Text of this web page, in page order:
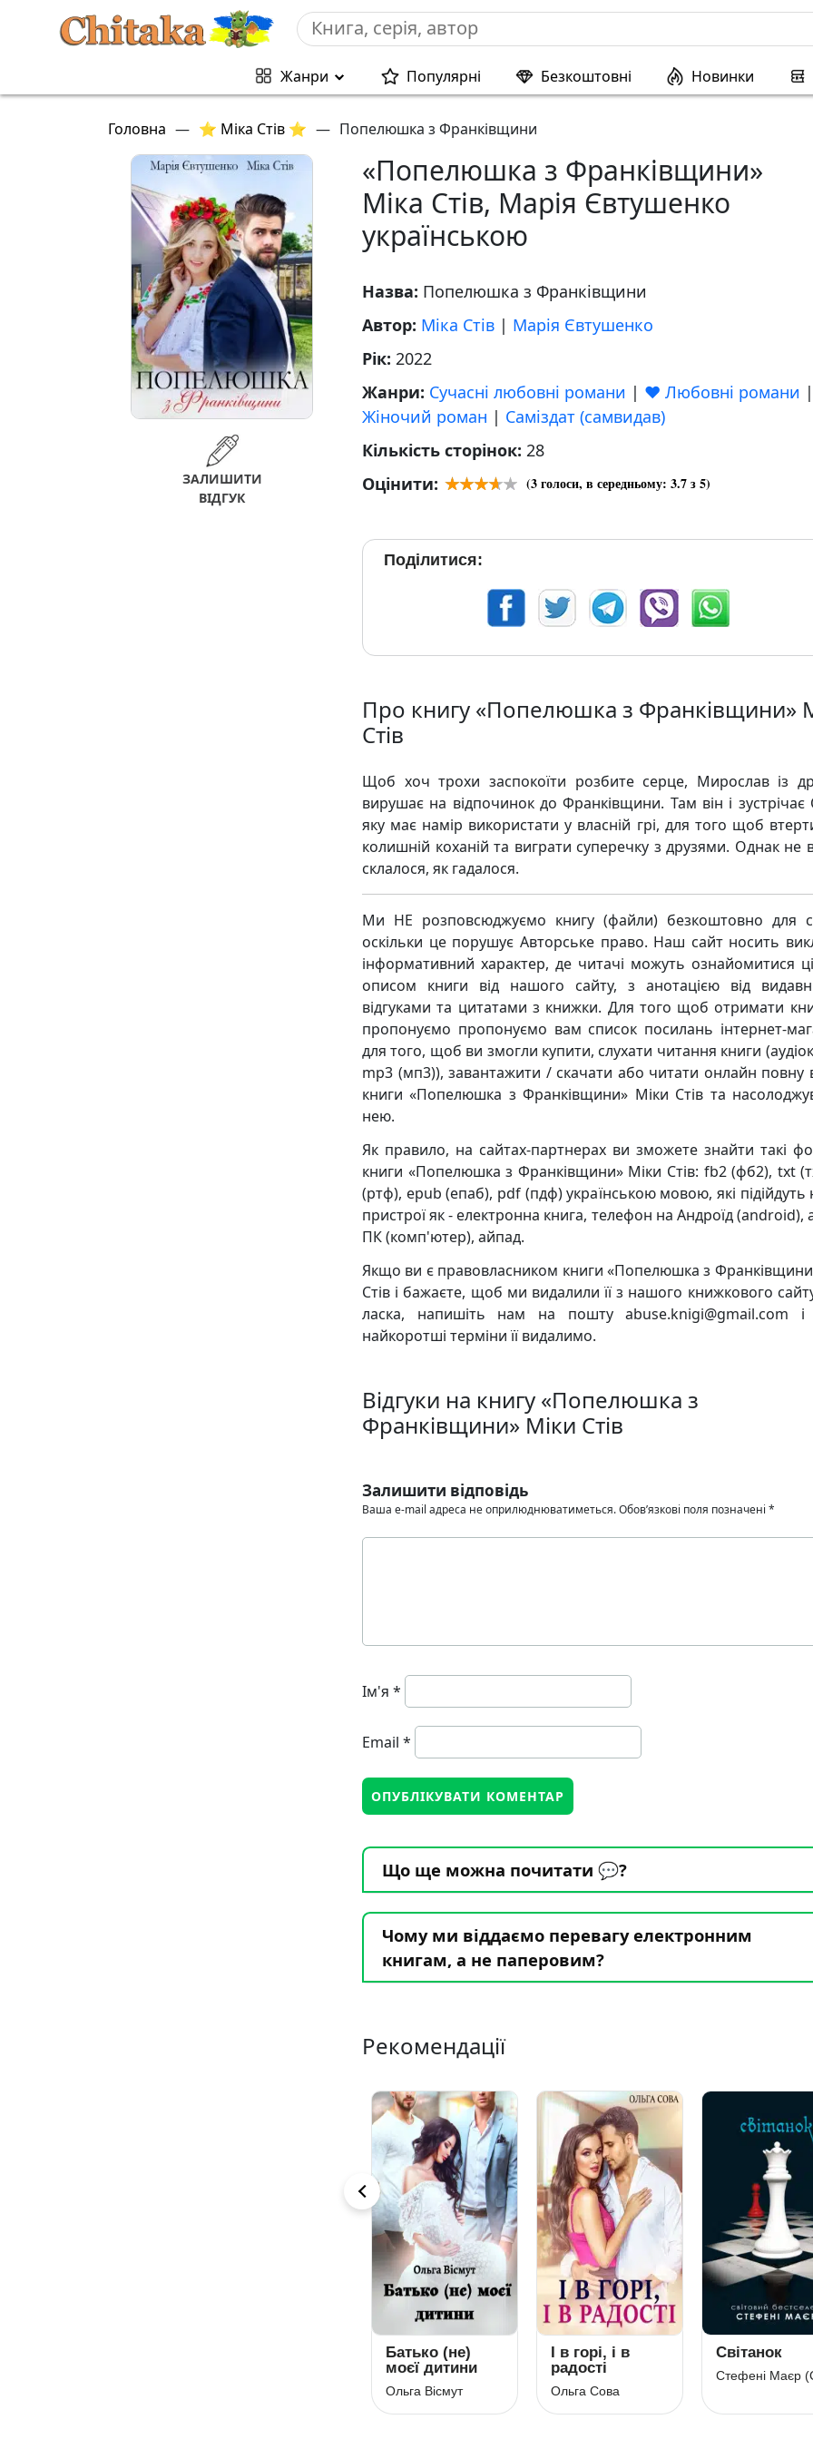
Жанри Популярні Безкоштовні Новинки
Головна — ⭐ Міка Стів ⭐ — Попелюшка з Франківщини
ЗАЛИШИТИ
ВІДГУК
«Попелюшка з Франківщини»
Міка Стів, Марія Євтушенко
українською
Назва: Попелюшка з Франківщини
Автор: Міка Стів | Марія Євтушенко
Рік: 2022
Жанри: Сучасні любовні романи | ❤️ Любовні романи |
Жіночий роман | Саміздат (самвидав)
Кількість сторінок: 28
Оцінити:
(3голоси, в середньому: 3.7з 5)
Поділитися:
Про книгу «Попелюшка з Франківщини»
Стів
Щоб хоч трохи заспокоїти розбите серце, Мирослав із
вирушає на відпочинок до Франківщини. Там він і зустрічає
яку має намір використати у власній грі, для того щоб
колишній коханій та виграти суперечку з друзями. Однак не
склалося, як гадалося.
Ми НЕ розповсюджуємо книгу (файли) безкоштовно для
оскільки це порушує Авторське право. Наш сайт носить
інформативний характер, де читачі можуть ознайомитися
описом книги від нашого сайту, з анотацією від
відгуками та цитатами з книжки. Для того щоб отримати
пропонуємо пропонуємо вам список посилань інтернет-
для того, щоб ви змогли купити, слухати читання книги
mp3 (мп3)), завантажити / скачати або читати онлайн повну
книги «Попелюшка з Франківщини» Міки Стів та
нею.
Як правило, на сайтах-партнерах ви зможете знайти такі
книги «Попелюшка з Франківщини» Міки Стів: fb2 (фб2), txt
(ртф), epub (епаб), pdf (пдф) українською мовою, які підійдуть
пристрої як - електронна книга, телефон на Андроїд (android),
ПК (комп'ютер), айпад.
Якщо ви є правовласником книги «Попелюшка з
Стів і бажаєте, щоб ми видалили її з нашого книжкового
ласка, напишіть нам на пошту abuse.knigi@gmail.com
найкоротші терміни її видалимо.
Відгуки на книгу «Попелюшка з
Франківщини» Міки Стів
Залишити відповідь
Ваша e-mail адреса не оприлюднюватиметься.Обов’язкові поля позначені *
Ім'я *
Email *
Що ще можна почитати 💬?
Чому ми віддаємо перевагу електронним
книгам, а не паперовим?
Рекомендації
Батько (не)
моєї дитини
Ольга Вісмут
І в горі, і в
радості
Ольга Сова
Світанок